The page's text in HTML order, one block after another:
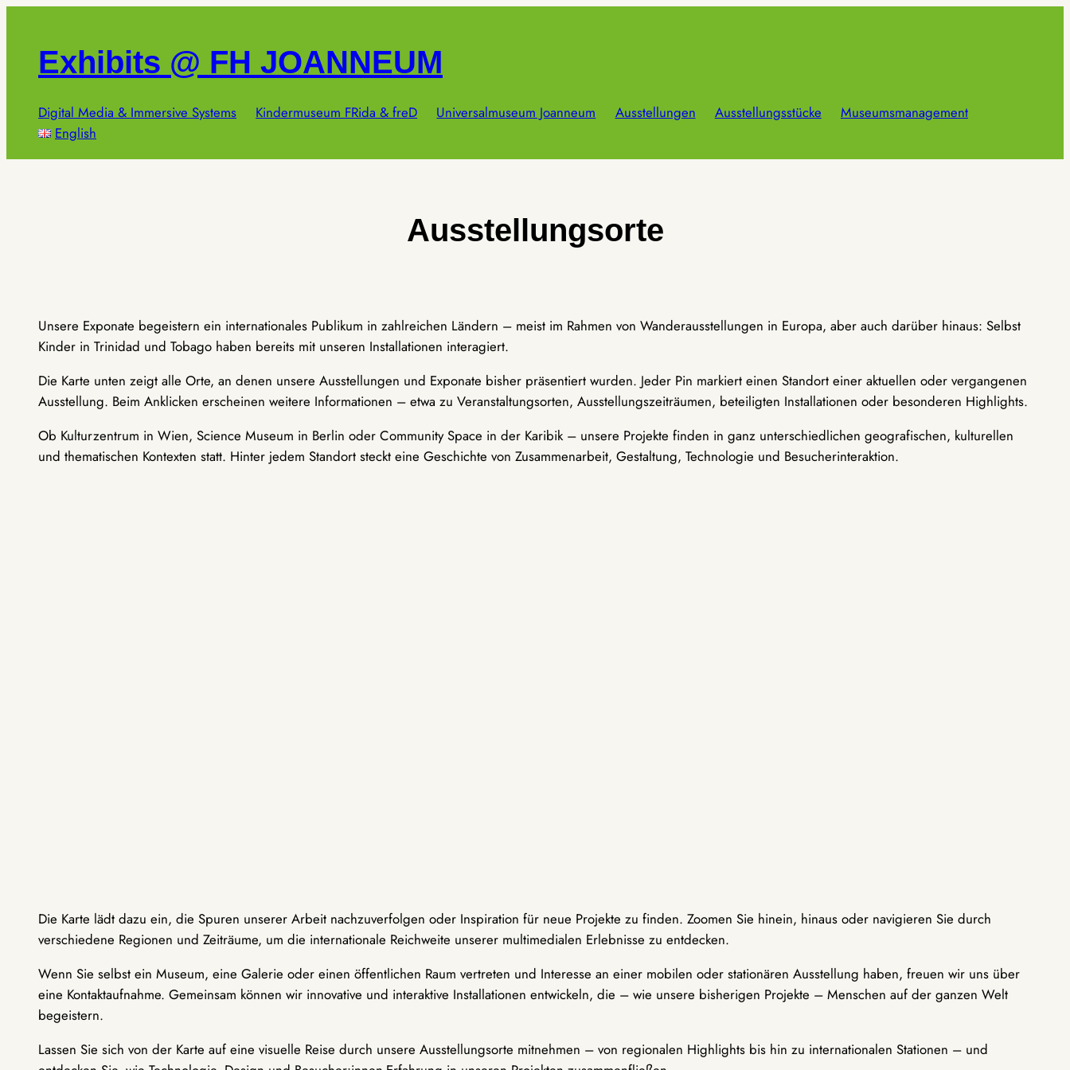
springenExhibits @ FH JOANNEUM
Digital Media & Immersive Systems Kindermuseum FRida & freD Universalmuseum Joanneum Ausstellungen Ausstellungsstücke
Museumsmanagement
English
Ausstellungsorte
Unsere Exponate begeistern ein internationales Publikum in zahlreichen Ländern – meist im Rahmen von Wanderausstellungen in Europa, aber auch darüber hinaus: Selbst
Kinder in Trinidad und Tobago haben bereits mit unseren Installationen interagiert.
Die Karte unten zeigt alle Orte, an denen unsere Ausstellungen und Exponate bisher präsentiert wurden. Jeder Pin markiert einen Standort einer aktuellen oder vergangenen
Ausstellung. Beim Anklicken erscheinen weitere Informationen – etwa zu Veranstaltungsorten, Ausstellungszeiträumen, beteiligten Installationen oder besonderen Highlights.
Ob Kulturzentrum in Wien, Science Museum in Berlin oder Community Space in der Karibik – unsere Projekte finden in ganz unterschiedlichen geografischen, kulturellen
und thematischen Kontexten statt. Hinter jedem Standort steckt eine Geschichte von Zusammenarbeit, Gestaltung, Technologie und Besucherinteraktion.
Die Karte lädt dazu ein, die Spuren unserer Arbeit nachzuverfolgen oder Inspiration für neue Projekte zu finden. Zoomen Sie hinein, hinaus oder navigieren Sie durch
verschiedene Regionen und Zeiträume, um die internationale Reichweite unserer multimedialen Erlebnisse zu entdecken.
Wenn Sie selbst ein Museum, eine Galerie oder einen öffentlichen Raum vertreten und Interesse an einer mobilen oder stationären Ausstellung haben, freuen wir uns über
eine Kontaktaufnahme. Gemeinsam können wir innovative und interaktive Installationen entwickeln, die – wie unsere bisherigen Projekte – Menschen auf der ganzen Welt
begeistern.
Lassen Sie sich von der Karte auf eine visuelle Reise durch unsere Ausstellungsorte mitnehmen – von regionalen Highlights bis hin zu internationalen Stationen – und